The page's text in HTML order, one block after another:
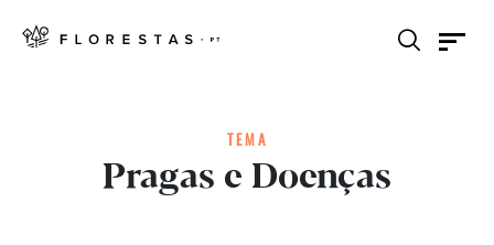
TEMA
Pragas e Doenças